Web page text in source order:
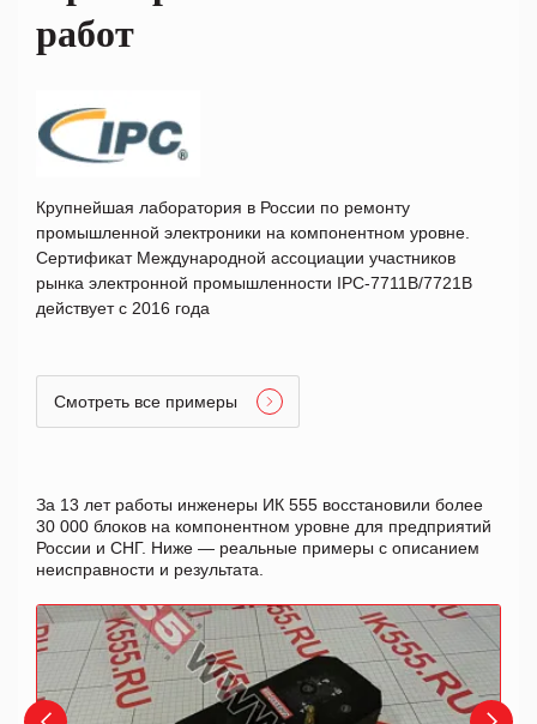
работ
Крупнейшая лаборатория в России по ремонту
промышленной электроники на компонентном уровне.
Сертификат Международной ассоциации участников
рынка электронной промышленности IPC-7711B/7721B
действует с 2016 года
Смотреть все примеры
За 13 лет работы инженеры ИК 555 восстановили более
30 000 блоков на компонентном уровне для предприятий
России и СНГ. Ниже — реальные примеры с описанием
неисправности и результата.